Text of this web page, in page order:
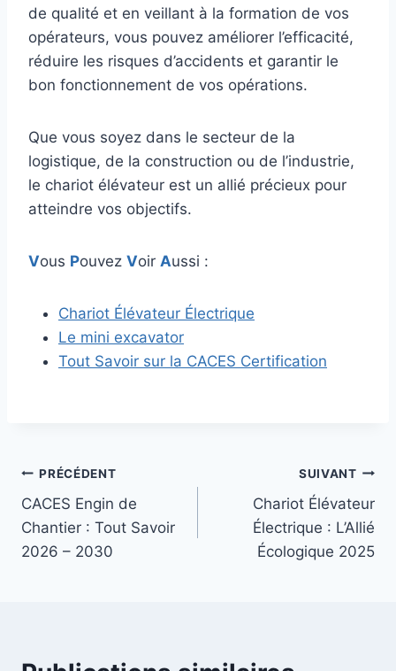
de qualité et en veillant à la formation de vos
opérateurs, vous pouvez améliorer l’efficacité,
réduire les risques d’accidents et garantir le
bon fonctionnement de vos opérations.
Que vous soyez dans le secteur de la
logistique, de la construction ou de l’industrie,
le chariot élévateur est un allié précieux pour
atteindre vos objectifs.
Vous Pouvez Voir Aussi :
Chariot Élévateur Électrique
Le mini excavator
Tout Savoir sur la CACES Certification
Navigation
de
l’article
PRÉCÉDENT
CACES Engin de
Chantier : Tout Savoir
2026 – 2030
SUIVANT
Chariot Élévateur
Électrique : L’Allié
Écologique 2025